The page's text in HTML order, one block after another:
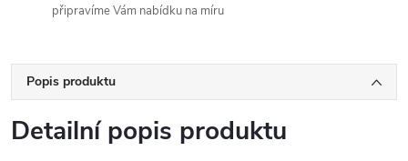
připravíme Vám nabídku na míru
Popis produktu
Detailní popis produktu